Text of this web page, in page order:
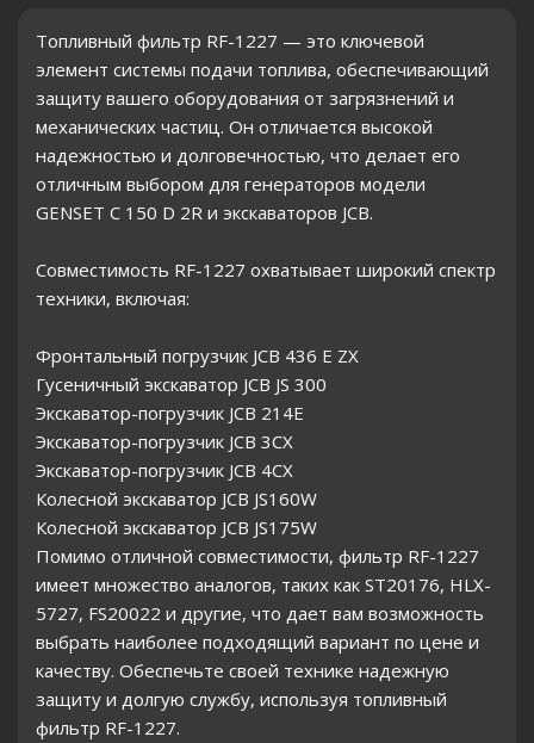
Топливный фильтр RF-1227 — это ключевой
элемент системы подачи топлива, обеспечивающий
защиту вашего оборудования от загрязнений и
механических частиц. Он отличается высокой
надежностью и долговечностью, что делает его
отличным выбором для генераторов модели
GENSET C 150 D 2R и экскаваторов JCB.
Совместимость RF-1227 охватывает широкий спектр
техники, включая:
Фронтальный погрузчик JCB 436 E ZX
Гусеничный экскаватор JCB JS 300
Экскаватор-погрузчик JCB 214E
Экскаватор-погрузчик JCB 3CX
Экскаватор-погрузчик JCB 4CX
Колесной экскаватор JCB JS160W
Колесной экскаватор JCB JS175W
Помимо отличной совместимости, фильтр RF-1227
имеет множество аналогов, таких как ST20176, HLX-
5727, FS20022 и другие, что дает вам возможность
выбрать наиболее подходящий вариант по цене и
качеству. Обеспечьте своей технике надежную
защиту и долгую службу, используя топливный
фильтр RF-1227.